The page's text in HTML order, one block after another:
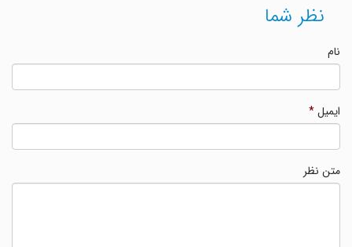
نظر شما
ایمیل*
متن نظر